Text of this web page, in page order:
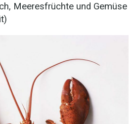
Meeresfrüchte und Gemüse